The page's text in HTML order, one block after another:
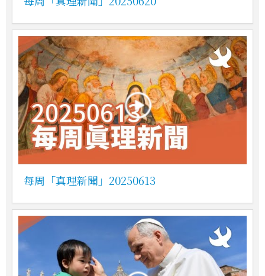
每周「真理新聞」20250613